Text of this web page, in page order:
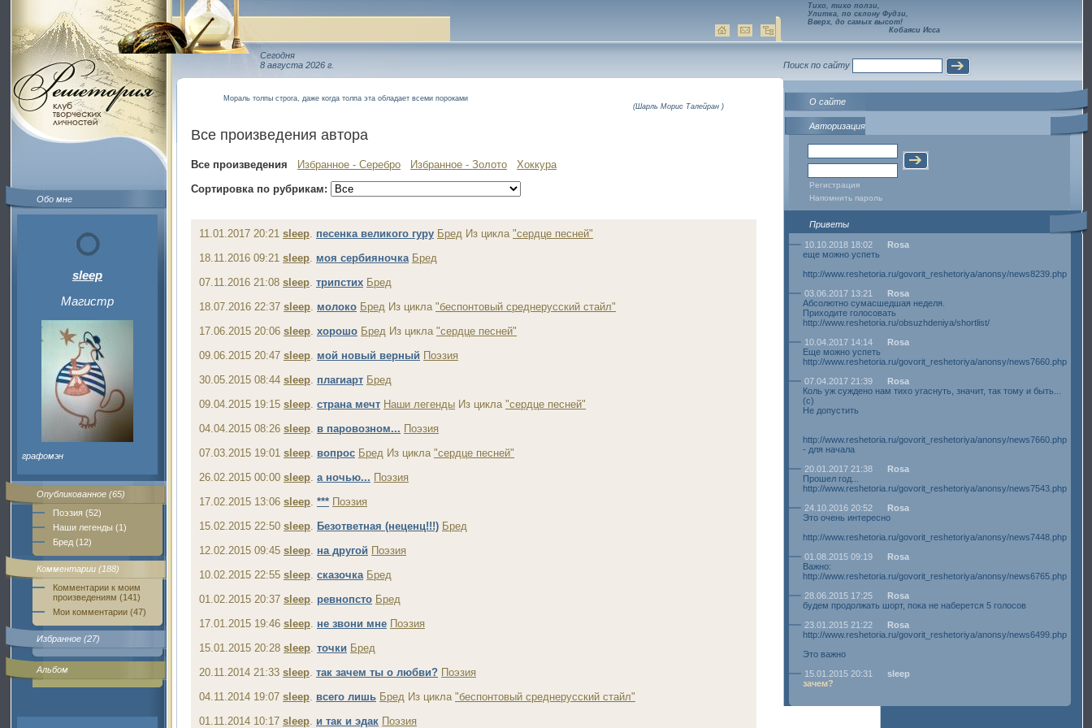
Обо мне
sleep
Магистр
графомэн
Опубликованное (65)
Поэзия (52)
Наши легенды (1)
Бред (12)
Комментарии (188)
Комментарии к моим
произведениям (141)
Мои комментарии (47)
Избранное (27)
Альбом
Сегодня
8 августа 2026 г.
Мораль толпы строга, даже когда толпа эта обладает всеми пороками
(Шарль Морис Талейран )
Все произведения автора
Все произведения Избранное - Серебро Избранное - Золото
Хоккура
Сортировка по рубрикам:
11.01.2017 20:21 sleep. песенка великого гуру Бред Из цикла "сердце песней"
18.11.2016 09:21 sleep. моя сербияночка Бред
07.11.2016 21:08 sleep. трипстих Бред
18.07.2016 22:37 sleep. молоко Бред Из цикла "беспонтовый среднерусский стайл"
17.06.2015 20:06 sleep. хорошо Бред Из цикла "сердце песней"
09.06.2015 20:47 sleep. мой новый верный Поэзия
30.05.2015 08:44 sleep. плагиарт Бред
09.04.2015 19:15 sleep. страна мечт Наши легенды Из цикла "сердце песней"
04.04.2015 08:26 sleep. в паровозном... Поэзия
07.03.2015 19:01 sleep. вопрос Бред Из цикла "сердце песней"
26.02.2015 00:00 sleep. а ночью... Поэзия
17.02.2015 13:06 sleep. *** Поэзия
15.02.2015 22:50 sleep. Безответная (неценц!!!) Бред
12.02.2015 09:45 sleep. на другой Поэзия
10.02.2015 22:55 sleep. сказочка Бред
01.02.2015 20:37 sleep. ревнопсто Бред
17.01.2015 19:46 sleep. не звони мне Поэзия
15.01.2015 20:28 sleep. точки Бред
20.11.2014 21:33 sleep. так зачем ты о любви? Поэзия
04.11.2014 19:07 sleep. всего лишь Бред Из цикла "беспонтовый среднерусский стайл"
01.11.2014 10:17 sleep. и так и эдак Поэзия
Тихо, тихо ползи,
Улитка, по склону Фудзи,
Вверх, до самых высот!
Кобаяси Исса
Поиск по сайту
О сайте
Авторизация
Регистрация
Напомнить пароль
Приветы
10.10.2018 18:02
Rosa
еще можно успеть
http://www.reshetoria.ru/govorit_reshetoriya/anonsy/news8239.php
03.06.2017 13:21
Rosa
Абсолютно сумасшедшая неделя.
Приходите голосовать
http://www.reshetoria.ru/obsuzhdeniya/shortlist/
10.04.2017 14:14
Rosa
Еще можно успеть
http://www.reshetoria.ru/govorit_reshetoriya/anonsy/news7660.php
07.04.2017 21:39
Rosa
Коль уж суждено нам тихо угаснуть, значит, так тому и быть...
(с)
Не допустить
http://www.reshetoria.ru/govorit_reshetoriya/anonsy/news7660.php
- для начала
20.01.2017 21:38
Rosa
Прошел год...
http://www.reshetoria.ru/govorit_reshetoriya/anonsy/news7543.php
24.10.2016 20:52
Rosa
Это очень интересно
http://www.reshetoria.ru/govorit_reshetoriya/anonsy/news7448.php
01.08.2015 09:19
Rosa
Важно:
http://www.reshetoria.ru/govorit_reshetoriya/anonsy/news6765.php
28.06.2015 17:25
Rosa
будем продолжать шорт, пока не наберется 5 голосов
23.01.2015 21:22
Rosa
http://www.reshetoria.ru/govorit_reshetoriya/anonsy/news6499.php
Это важно
15.01.2015 20:31
sleep
зачем?